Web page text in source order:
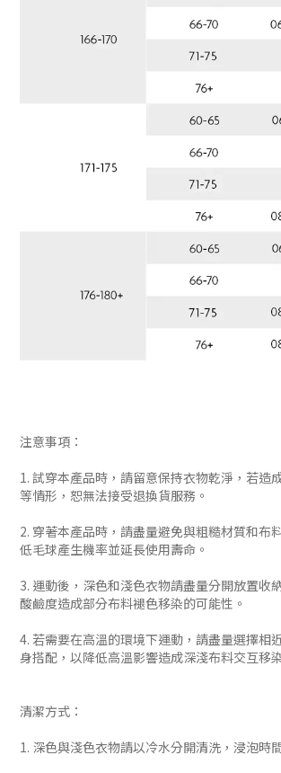
注意事項：
1. 試穿本產品時，請留意保持衣物乾淨，若造
等情形，恕無法接受退換貨服務。
2. 穿著本產品時，請盡量避免與粗糙材質和布
低毛球產生機率並延長使用壽命。
3. 運動後，深色和淺色衣物請盡量分開放置收
酸鹼度造成部分布料褪色移染的可能性。
4. 若需要在高溫的環境下運動，請盡量選擇相
身搭配，以降低高溫影響造成深淺布料交互移
清潔方式：
1. 深色與淺色衣物請以冷水分開清洗，浸泡時